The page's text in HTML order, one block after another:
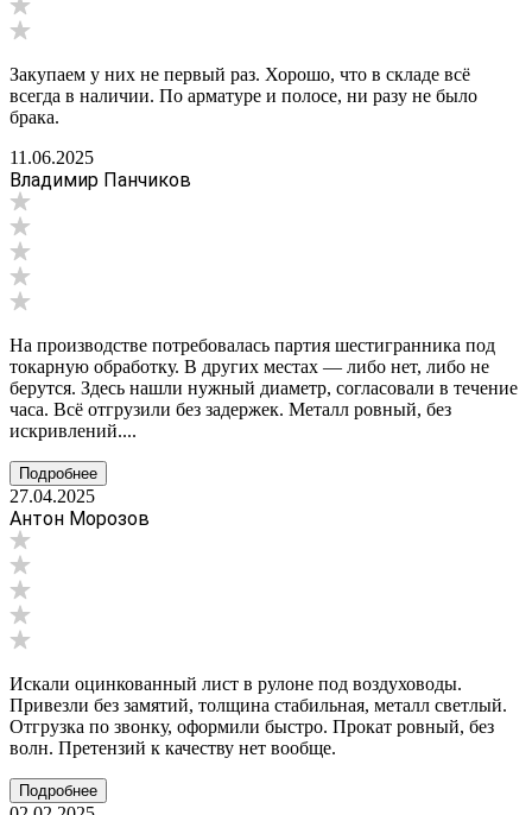
Закупаем у них не первый раз. Хорошо, что в складе всё
всегда в наличии. По арматуре и полосе, ни разу не было
брака.
11.06.2025
Владимир Панчиков
На производстве потребовалась партия шестигранника под
токарную обработку. В других местах — либо нет, либо не
берутся. Здесь нашли нужный диаметр, согласовали в течение
часа. Всё отгрузили без задержек. Металл ровный, без
искривлений....
Подробнее
27.04.2025
Антон Морозов
Искали оцинкованный лист в рулоне под воздуховоды.
Привезли без замятий, толщина стабильная, металл светлый.
Отгрузка по звонку, оформили быстро. Прокат ровный, без
волн. Претензий к качеству нет вообще.
Подробнее